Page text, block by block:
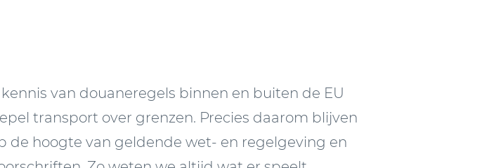
van douaneregels binnen en buiten de EU
transport over grenzen. Precies daarom blijven
de hoogte van geldende wet- en regelgeving en